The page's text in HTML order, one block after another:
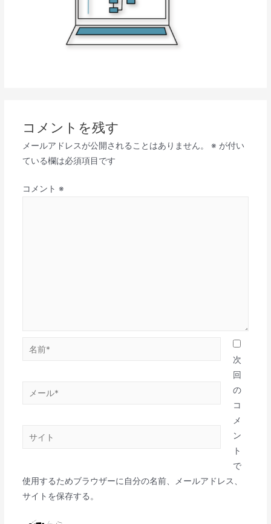
コメントを残す
メールアドレスが公開されることはありません。 ※ が付い
ている欄は必須項目です
コメント ※
次
回
の
コ
メ
ン
ト
で
使用するためブラウザーに自分の名前、メールアドレス、
サイトを保存する。